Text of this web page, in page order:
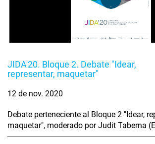
JIDA'20. Bloque 2. Debate "Idear,
representar, maquetar"
12 de nov. 2020
Debate perteneciente al Bloque 2 "Idear,
maquetar", moderado por Judit Taberna